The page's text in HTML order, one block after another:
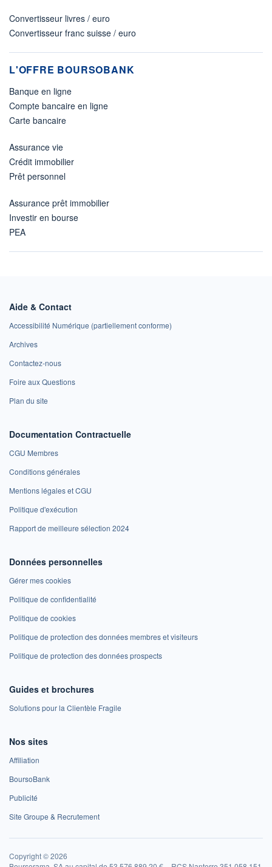
Convertisseur livres / euro
Convertisseur franc suisse / euro
L'OFFRE BOURSOBANK
Banque en ligne
Compte bancaire en ligne
Carte bancaire
Assurance vie
Crédit immobilier
Prêt personnel
Assurance prêt immobilier
Investir en bourse
PEA
Aide & Contact
Accessibilité Numérique (partiellement conforme)
Archives
Contactez-nous
Foire aux Questions
Plan du site
Documentation Contractuelle
CGU Membres
Conditions générales
Mentions légales et CGU
Politique d'exécution
Rapport de meilleure sélection 2024
Données personnelles
Gérer mes cookies
Politique de confidentialité
Politique de cookies
Politique de protection des données membres et visiteurs
Politique de protection des données prospects
Guides et brochures
Solutions pour la Clientèle Fragile
Nos sites
Affiliation
BoursoBank
Publicité
Site Groupe & Recrutement
Copyright © 2026